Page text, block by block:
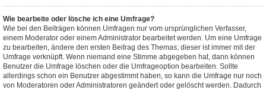
Wie bearbeite oder lösche ich eine Umfrage?
Wie bei den Beiträgen können Umfragen nur vom ursprünglichen Verfasser,
einem Moderator oder einem Administrator bearbeitet werden. Um eine Umfrage
zu bearbeiten, ändere den ersten Beitrag des Themas; dieser ist immer mit der
Umfrage verknüpft. Wenn niemand eine Stimme abgegeben hat, dann können
Benutzer die Umfrage löschen oder die Umfrageoption bearbeiten. Sollte
allerdings schon ein Benutzer abgestimmt haben, so kann die Umfrage nur noch
von Moderatoren oder Administratoren geändert oder gelöscht werden. Dadurch